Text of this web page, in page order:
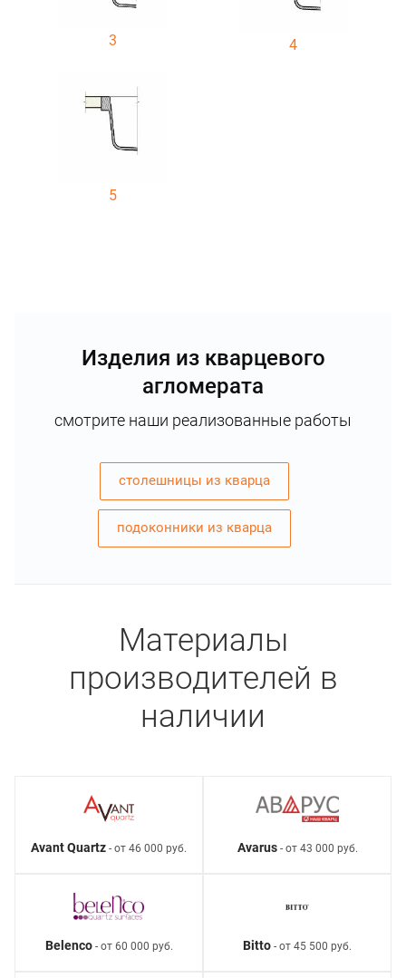
3 4
5
Изделия из кварцевого
агломерата
смотрите наши реализованные работы
столешницы из кварца
подоконники из кварца
Материалы
производителей в
наличии
Avant Quartz - от 46 000 руб. Avarus- от 43 000 руб.
Belenco- от 60 000 руб. Bitto - от 45 500 руб.